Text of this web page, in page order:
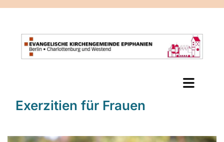
Exerzitien für Frauen